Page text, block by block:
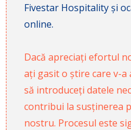
Fivestar Hospitality și
online.
Dacă apreciați efortul
ați gasit o știre care v-a
să introduceți datele
contribui la susținerea
nostru. Procesul este